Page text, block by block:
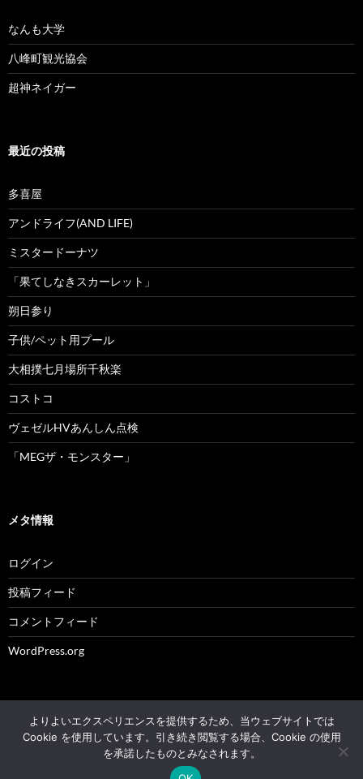
なんも大学
八峰町観光協会
超神ネイガー
最近の投稿
多喜屋
アンドライフ(AND LIFE)
ミスタードーナツ
「果てしなきスカーレット」
朔日参り
子供/ペット用プール
大相撲七月場所千秋楽
コストコ
ヴェゼルHVあんしん点検
「MEGザ・モンスター」
メタ情報
ログイン
投稿フィード
コメントフィード
WordPress.org
© 2004 - 2026 NK's weblog All rights reserved.
よりよいエクスペリエンスを提供するため、当ウェブサイトでは
Cookie を使用しています。引き続き閲覧する場合、Cookie の使用
を承諾したものとみなされます。